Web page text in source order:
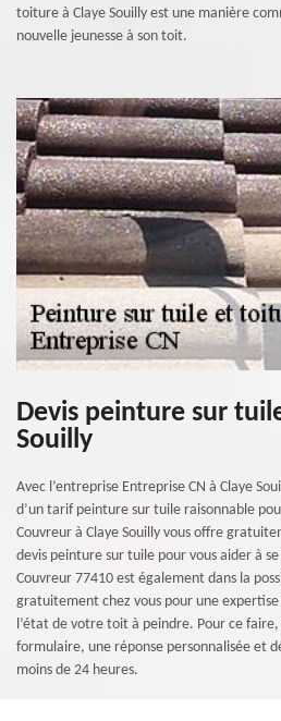
toiture à Claye Souilly est une manière
nouvelle jeunesse à son toit.
Devis peinture sur
Souilly
Avec l’entreprise Entreprise CN à Claye
d’un tarif peinture sur tuile raisonnable
Couvreur à Claye Souilly vous offre
devis peinture sur tuile pour vous aider à
Couvreur 77410 est également dans la
gratuitement chez vous pour une
l’état de votre toit à peindre. Pour ce
formulaire, une réponse personnalisée et
moins de 24 heures.